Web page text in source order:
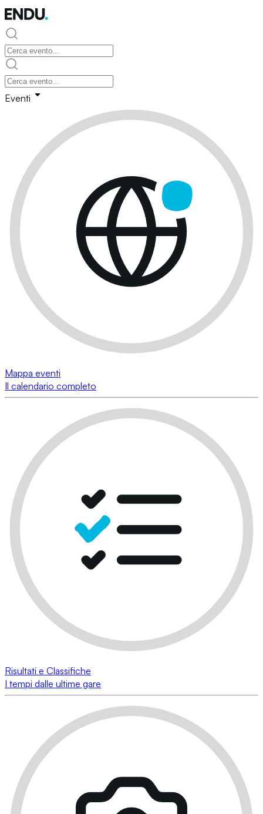
Eventi
Mappa eventi
Il calendario completo
Risultati e Classifiche
I tempi dalle ultime gare